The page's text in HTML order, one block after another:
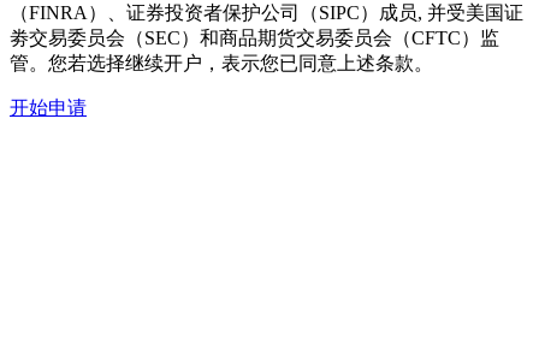
（FINRA）、证券投资者保护公司（SIPC）成员, 并受美国证
劵交易委员会（SEC）和商品期货交易委员会（CFTC）监
管。您若选择继续开户，表示您已同意上述条款。
开始申请